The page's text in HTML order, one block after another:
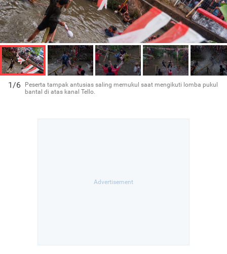
1/6
Peserta tampak antusias saling memukul saat mengikuti lomba pukul
bantal di atas kanal Tello.